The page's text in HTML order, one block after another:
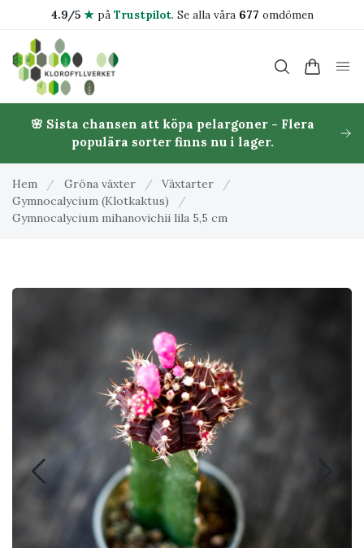
4.9/5 ★på Trustpilot. Se alla våra 677 omdömen
🌸 Sista chansen att köpa pelargoner - Flera
populära sorter finns nu i lager.
Hem / Gröna växter / Växtarter
/
Gymnocalycium (Klotkaktus)
/
Gymnocalycium mihanovichii lila 5,5 cm